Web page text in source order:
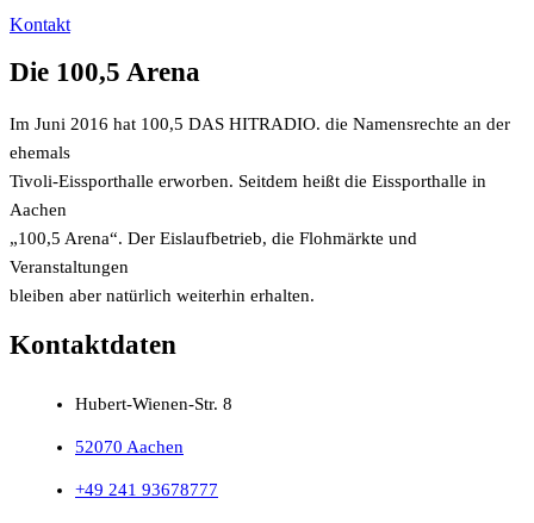
Kontakt
Die 100,5 Arena
Im Juni 2016 hat 100,5 DAS HITRADIO. die Namensrechte an der
ehemals
Tivoli-Eissporthalle erworben. Seitdem heißt die Eissporthalle in
Aachen
„100,5 Arena“. Der Eislaufbetrieb, die Flohmärkte und
Veranstaltungen
bleiben aber natürlich weiterhin erhalten.
Kontaktdaten
Hubert-Wienen-Str. 8
52070 Aachen
+49 241 93678777